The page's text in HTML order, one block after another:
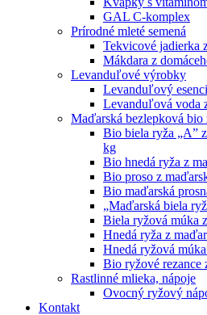
GAL C-komplex
Prírodné mleté semená
Tekvicové jadierka
Mákdara z
Levanduľové výrobky
Levanduľový
Levanduľová voda
Maďarská bezlepková bio
Bio biela ryža „A”
kg
Bio hnedá ryža z
Bio proso z
Bio maďarská
„Maďarská biela
Biela ryžová múka
Hnedá ryža z
Hnedá ryžová
Bio ryžové rezance
Rastlinné mlieka, nápoje
Ovocný ryžový
Kontakt